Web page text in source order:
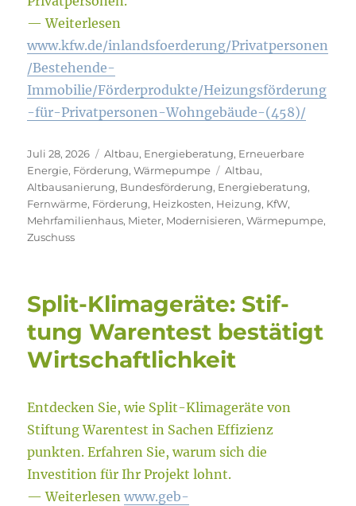
— Weiterlesen
www.kfw.de/inlandsfoerderung/Privatpersonen
/Bestehende-
Immobilie/Förderprodukte/Heizungsförderung
-für-Privatpersonen-Wohngebäude-(458)/
Veröffentlicht
am
Juli 28, 2026 Kategorien
Altbau, Energieberatung, Erneuerbare
Energie, Förderung,Wärmepumpe Schlagwörter
Altbau,
Altbausanierung, Bundesförderung, Energieberatung,
Fernwärme, Förderung, Heizkosten, Heizung, KfW,
Mehrfamilienhaus, Mieter, Modernisieren,Wärmepumpe,
Zuschuss
Split-Klimageräte: Stif­
tung Wa­ren­test be­stä­tigt
Wirt­schaft­lich­keit
Entdecken Sie, wie Split-Klimageräte von
Stiftung Warentest in Sachen Effizienz
punkten. Erfahren Sie, warum sich die
Investition für Ihr Projekt lohnt.
— Weiterlesenwww.geb-